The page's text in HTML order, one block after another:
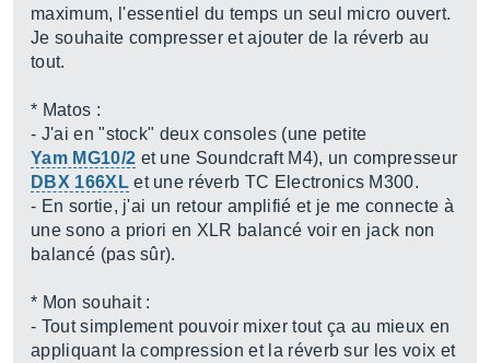
maximum, l'essentiel du temps un seul micro ouvert.
Je souhaite compresser et ajouter de la réverb au
tout.
* Matos :
- J'ai en "stock" deux consoles (une petite
Yam MG10/2 et une Soundcraft M4), un compresseur
DBX 166XLet une réverb TC Electronics M300.
- En sortie, j'ai un retour amplifié et je me connecte à
une sono a priori en XLR balancé voir en jack non
balancé (pas sûr).
* Mon souhait :
- Tout simplement pouvoir mixer tout ça au mieux en
appliquant la compression et la réverb sur les voix et